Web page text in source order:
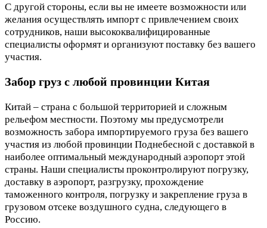
С другой стороны, если вы не имеете возможности или
желания осуществлять импорт с привлечением своих
сотрудников, наши высококвалифицированные
специалисты оформят и организуют поставку без вашего
участия.
Забор груз с любой провинции Китая
Китай – страна с большой территорией и сложным
рельефом местности. Поэтому мы предусмотрели
возможность забора импортируемого груза без вашего
участия из любой провинции Поднебесной с доставкой в
наиболее оптимальный международный аэропорт этой
страны. Наши специалисты проконтролируют погрузку,
доставку в аэропорт, разгрузку, прохождение
таможенного контроля, погрузку и закрепление груза в
грузовом отсеке воздушного судна, следующего в
Россию.